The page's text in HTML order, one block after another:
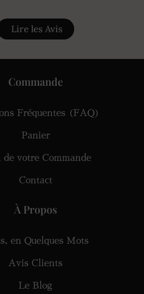
Lire les Avis
Commande
Fréquentes (FAQ)
Panier
de votre Commande
Contact
À Propos
en Quelques Mots
Avis Clients
Le Blog